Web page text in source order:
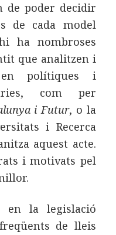
de poder decidir
de cada model
ha nombroses
que analitzen i
en polítiques i
com per
i Futur, o la
i Recerca
aquest acte.
i motivats pel
en la legislació
de lleis